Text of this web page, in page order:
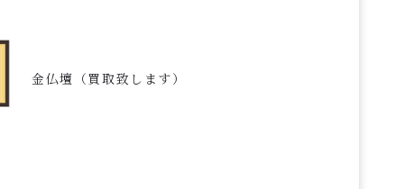
金仏壇（買取致します）